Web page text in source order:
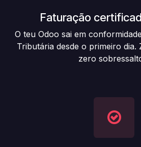
Faturação
O teu Odoo sai em
Tributária desde o primeiro dia.
zero